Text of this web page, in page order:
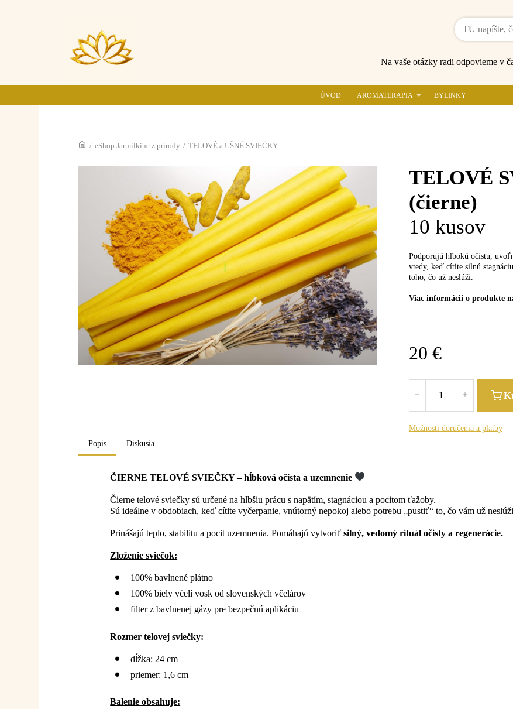
Na vaše otázky radi odpovieme v
ÚVOD AROMATERAPIA BYLINKY
/ eShop Jarmilkine z prírody / TELOVÉ a UŠNÉ SVIEČKY
TELOVÉ
(čierne)
10 kusov
Podporujú hlbokú očistu,
vtedy, keď cítite silnú
toho, čo už neslúži.
Viac informácii o produkte
20 €
Možnosti doručenia a platby
Popis
Diskusia
ČIERNE TELOVÉ SVIEČKY – hĺbková očista a uzemnenie
Čierne telové sviečky sú určené na hlbšiu prácu s napätím, stagnáciou a pocitom ťažoby.
Sú ideálne v obdobiach, keď cítite vyčerpanie, vnútorný nepokoj alebo potrebu „pustiť“ to, čo vám už
Prinášajú teplo, stabilitu a pocit uzemnenia. Pomáhajú vytvoriťsilný, vedomý rituál očisty a regenerácie.
Zloženie sviečok:
100% bavlnené plátno
100% biely včelí vosk od slovenských včelárov
filter z bavlnenej gázy pre bezpečnú aplikáciu
Rozmer telovej sviečky:
dĺžka: 24 cm
priemer: 1,6 cm
Balenie obsahuje: